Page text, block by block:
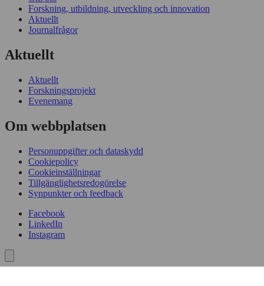
Forskning, utbildning, utveckling och innovation
Aktuellt
Journalfrågor
Aktuellt
Aktuellt
Forskningsprojekt
Evenemang
Om webbplatsen
Personuppgifter och dataskydd
Cookiepolicy
Cookieinställningar
Tillgänglighetsredogörelse
Synpunkter och feedback
Facebook
LinkedIn
Instagram